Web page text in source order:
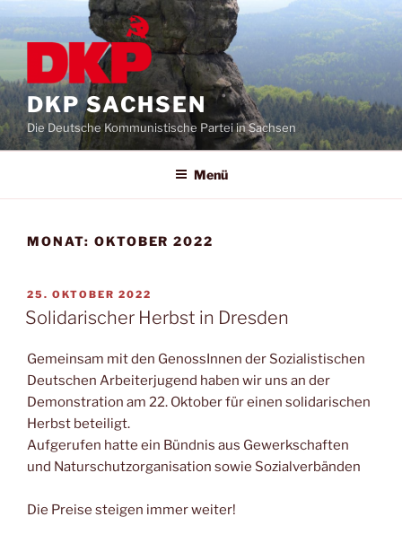
DKP SACHSEN
Die Deutsche Kommunistische Partei in Sachsen
Menü
MONAT: OKTOBER 2022
25. OKTOBER 2022
Solidarischer Herbst in Dresden
Gemeinsam mit den GenossInnen der Sozialistischen
Deutschen Arbeiterjugend haben wir uns an der
Demonstration am 22. Oktober für einen solidarischen
Herbst beteiligt.
Aufgerufen hatte ein Bündnis aus Gewerkschaften
und Naturschutzorganisation sowie Sozialverbänden
Die Preise steigen immer weiter!